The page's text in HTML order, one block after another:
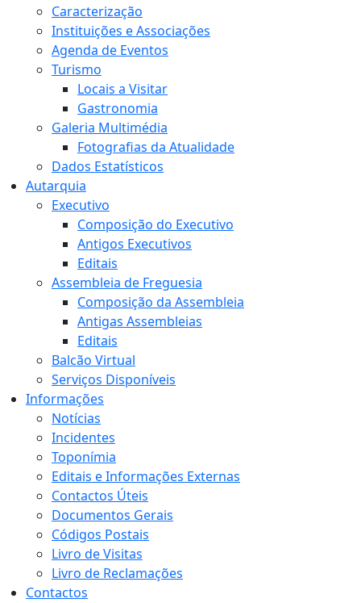
Caracterização
Instituições e Associações
Agenda de Eventos
Turismo
Locais a Visitar
Gastronomia
Galeria Multimédia
Fotografias da Atualidade
Dados Estatísticos
Autarquia
Executivo
Composição do Executivo
Antigos Executivos
Editais
Assembleia de Freguesia
Composição da Assembleia
Antigas Assembleias
Editais
Balcão Virtual
Serviços Disponíveis
Informações
Notícias
Incidentes
Toponímia
Editais e Informações Externas
Contactos Úteis
Documentos Gerais
Códigos Postais
Livro de Visitas
Livro de Reclamações
Contactos